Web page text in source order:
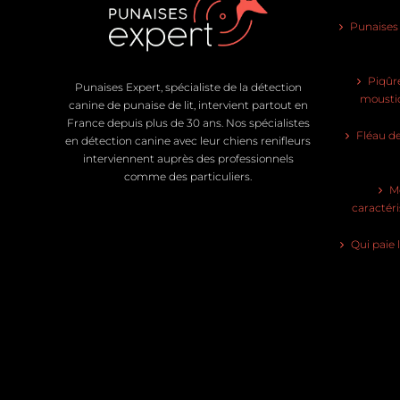
Punaises Expert, spécialiste de la détection
canine de punaise de lit, intervient partout en
France depuis plus de 30 ans. Nos spécialistes
en détection canine avec leur chiens renifleurs
interviennent auprès des professionnels
comme des particuliers.
Fléau
Qui paie